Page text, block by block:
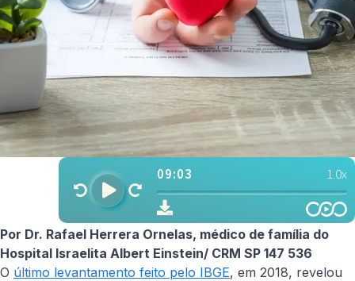
Por Dr. Rafael Herrera Ornelas, médico de família do
Hospital Israelita Albert Einstein/ CRM SP 147 536
O último levantamento feito pelo IBGE, em 2018, revelou